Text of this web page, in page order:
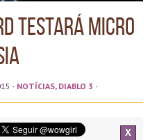
testará micro
· NOTÍCIAS, DIABLO 3 ·
X